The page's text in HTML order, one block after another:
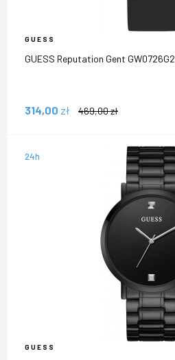
GUESS
GUESS Reputation Gent GW0726G2
314,00 zł 469,00zł
24h
GUESS